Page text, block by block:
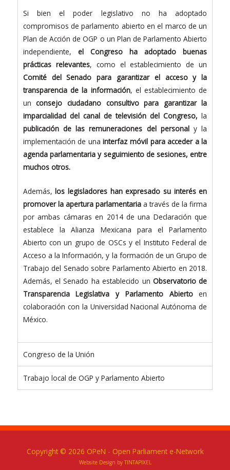
Si bien el poder legislativo no ha adoptado
compromisos de parlamento abierto en el marco de un
Plan de Acción de OGP o un Plan de Parlamento Abierto
independiente, el Congreso ha adoptado buenas
prácticas relevantes, como el establecimiento de un
Comité del Senado para garantizar el acceso y la
transparencia de la información, el establecimiento de
unconsejo ciudadano consultivo para garantizar la
imparcialidad del canal de televisión del Congreso, la
publicación de las remuneraciones del personaly la
implementación de unainterfaz móvil para acceder a la
agenda parlamentaria y seguimiento de sesiones, entre
muchos otros.
Además,los legisladores han expresado su interés en
promover la apertura parlamentariaa través de la firma
por ambas cámaras en 2014 de una Declaración que
establece la Alianza Mexicana para el Parlamento
Abierto con un grupo de OSCs y el Instituto Federal de
Acceso a la Información, y la formación de un Grupo de
Trabajo del Senado sobre Parlamento Abierto en 2018.
Además, el Senado ha establecido un Observatorio de
Transparencia Legislativa y Parlamento Abiertoen
colaboración con la Universidad Nacional Autónoma de
México.
Congreso de la Unión
Trabajo local de OGP y Parlamento Abierto
Copyright © 2026 OPeN - Open Parliament e-Network
Website Design by TINTAPIXEL